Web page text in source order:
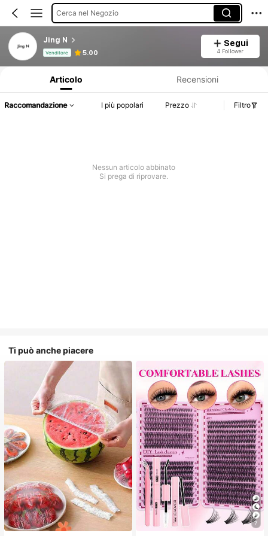
Cerca nel Negozio
Jing N
Venditore 5.00
Segui
4 Follower
Articolo Recensioni
Raccomandazione I più popolari Prezzo Filtro
Nessun articolo abbinato
Si prega di riprovare.
Ti può anche piacere
7